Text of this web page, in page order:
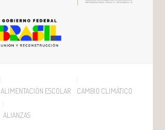
ALIMENTACIÓN ESCOLAR CAMBIO CLIMÁTICO
ALIANZAS